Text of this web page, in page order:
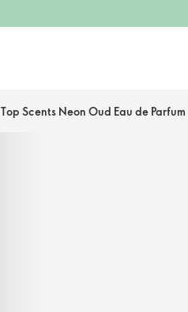
Top Scents Neon Oud Eau de Parfum